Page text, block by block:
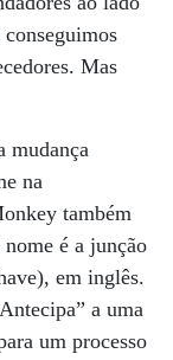
Mas
mudança
na
também
é a junção
em inglês.
a uma
um processo